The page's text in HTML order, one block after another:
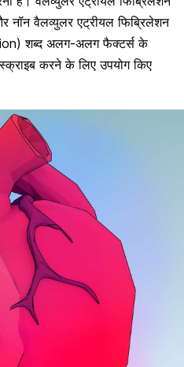
वैलव्युलर एट्रीयल फिब्रिलेशन
शब्द अलग-अलग फैक्टर्स के
करने के लिए उपयोग किए